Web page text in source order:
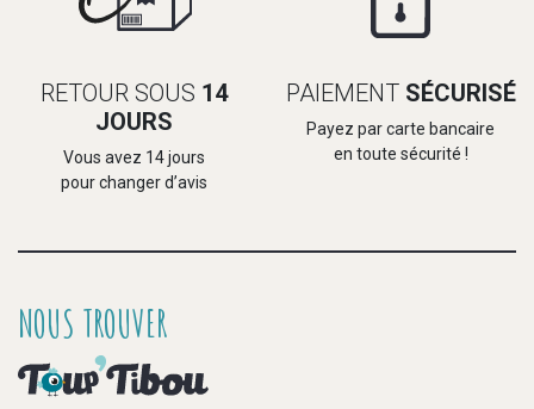
RETOUR SOUS 14
JOURS
Vous avez 14 jours
pour changer d’avis
PAIEMENT SÉCURISÉ
Payez par carte bancaire
en toute sécurité !
NOUS TROUVER